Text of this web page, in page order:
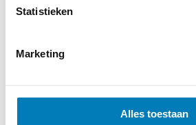
Statistieken
Marketing
Alles toestaan